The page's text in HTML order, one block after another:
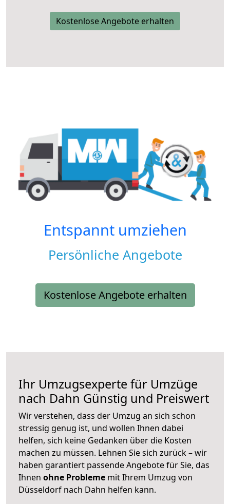
Kostenlose Angebote erhalten
Entspannt umziehen
Persönliche Angebote
Kostenlose Angebote erhalten
Ihr Umzugsexperte für Umzüge
nach Dahn Günstig und Preiswert
Wir verstehen, dass der Umzug an sich schon
stressig genug ist, und wollen Ihnen dabei
helfen, sich keine Gedanken über die Kosten
machen zu müssen. Lehnen Sie sich zurück – wir
haben garantiert passende Angebote für Sie, das
Ihnen ohne Probleme mit Ihrem Umzug von
Düsseldorf nach Dahn helfen kann.